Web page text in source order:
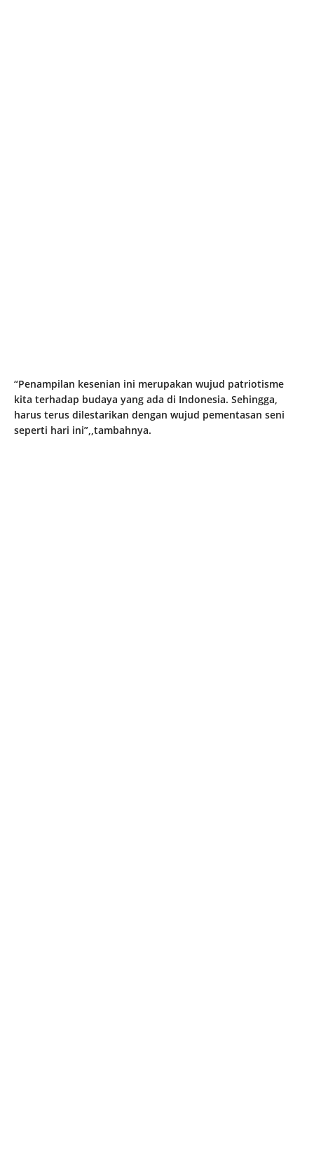
“Penampilan kesenian ini merupakan wujud patriotisme
kita terhadap budaya yang ada di Indonesia. Sehingga,
harus terus dilestarikan dengan wujud pementasan seni
seperti hari ini”,,tambahnya.